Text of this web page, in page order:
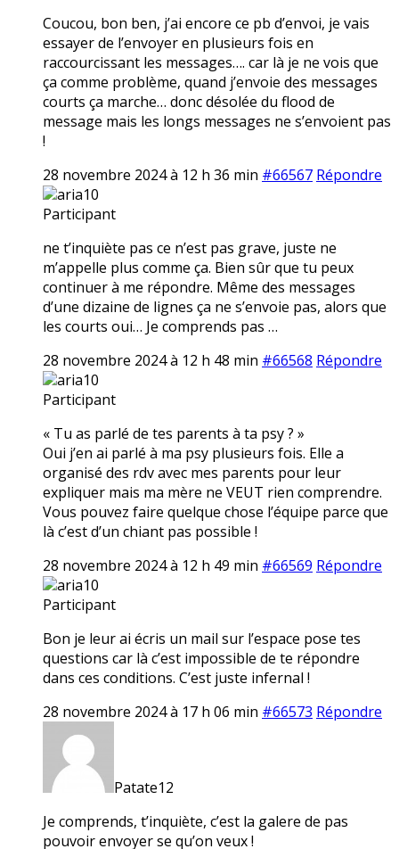
Coucou, bon ben, j’ai encore ce pb d’envoi, je vais
essayer de l’envoyer en plusieurs fois en
raccourcissant les messages…. car là je ne vois que
ça comme problème, quand j’envoie des messages
courts ça marche… donc désolée du flood de
message mais les longs messages ne s’envoient pas
!
28 novembre 2024 à 12 h 36 min #66567 Répondre
aria10
Participant
ne t’inquiète pas ce n’est pas grave, juste ne
m’appelle plus comme ça. Bien sûr que tu peux
continuer à me répondre. Même des messages
d’une dizaine de lignes ça ne s’envoie pas, alors que
les courts oui… Je comprends pas …
28 novembre 2024 à 12 h 48 min #66568 Répondre
aria10
Participant
« Tu as parlé de tes parents à ta psy ? »
Oui j’en ai parlé à ma psy plusieurs fois. Elle a
organisé des rdv avec mes parents pour leur
expliquer mais ma mère ne VEUT rien comprendre.
Vous pouvez faire quelque chose l’équipe parce que
là c’est d’un chiant pas possible !
28 novembre 2024 à 12 h 49 min #66569 Répondre
aria10
Participant
Bon je leur ai écris un mail sur l’espace pose tes
questions car là c’est impossible de te répondre
dans ces conditions. C’est juste infernal !
28 novembre 2024 à 17 h 06 min #66573 Répondre
Patate12
Je comprends, t’inquiète, c’est la galere de pas
pouvoir envoyer se qu’on veux !